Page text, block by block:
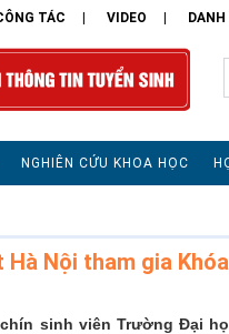
TÁC VIDEO DANH
NGHIÊN CỨU KHOA HỌC
Nội tham gia
sinh viên Trường Đại